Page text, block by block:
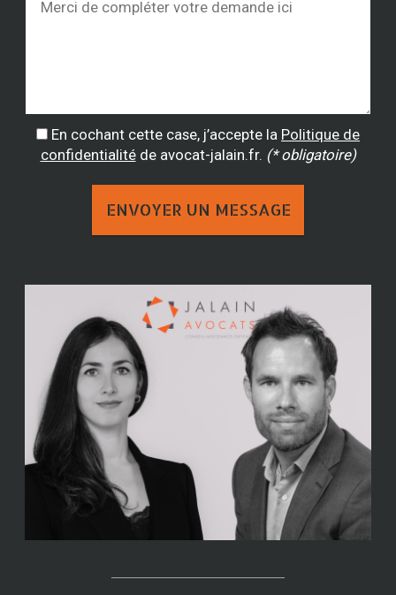
En cochant cette case, j’accepte la Politique de
confidentialitéde avocat-jalain.fr. (* obligatoire)